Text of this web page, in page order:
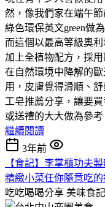
然，像我們家在端午
綠色環保英文green做
而這個以最高等級奧
加上全植物配方，採
在自然環境中降解的歐
用，皮膚覺得滑順、
工皂推薦分享，讓要
或送禮的大大做為參考
繼續閱讀
3年前
【食記】李掌櫃功夫
精緻小菜任你隨意吃
吃吃喝喝分享 美味食記